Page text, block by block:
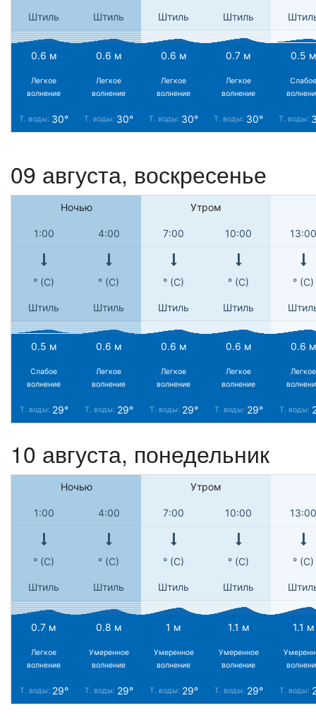
Штиль Штиль Штиль Штиль
0.6 м 0.6 м 0.6 м 0.7 м 0.5 м
Легкое
волнение
Легкое
волнение
Легкое
волнение
Легкое
волнение
Слабое
Т. воды: 30° Т. воды: 30° Т. воды: 30° Т. воды: 30° Т. воды:
09 августа, воскресенье
Ночью Утром
1:00 4:00 7:00 10:00 13:00
° (С) ° (С) ° (С) ° (С) ° (С)
Штиль Штиль Штиль Штиль
0.5 м 0.6 м 0.6 м 0.6 м 0.6 м
Слабое
волнение
Легкое
волнение
Легкое
волнение
Легкое
волнение
Легкое
Т. воды: 29° Т. воды: 29° Т. воды: 29° Т. воды: 29° Т. воды:
10 августа, понедельник
Ночью Утром
1:00 4:00 7:00 10:00 13:00
° (С) ° (С) ° (С) ° (С) ° (С)
Штиль Штиль Штиль Штиль
0.7 м 0.8 м 1 м 1.1 м 1.1 м
Легкое
волнение
Умеренное
волнение
Умеренное
волнение
Умеренное
волнение
Т. воды: 29° Т. воды: 29° Т. воды: 29° Т. воды: 29° Т. воды: